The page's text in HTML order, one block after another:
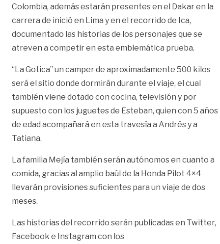
Colombia, además estarán presentes en el Dakar en la
carrera de inició en Lima y en el recorrido de Ica,
documentado las historias de los personajes que se
atreven a competir en esta emblemática prueba.
“La Gotica” un camper de aproximadamente 500 kilos
será el sitio donde dormirán durante el viaje, el cual
también viene dotado con cocina, televisión y por
supuesto con los juguetes de Esteban, quien con 5 años
de edad acompañará en esta travesía a Andrés y a
Tatiana.
La familia Mejía también serán autónomos en cuanto a
comida, gracias al amplio baúl de la Honda Pilot 4×4
llevarán provisiones suficientes para un viaje de dos
meses.
Las historias del recorrido serán publicadas en Twitter,
Facebook e Instagram con los